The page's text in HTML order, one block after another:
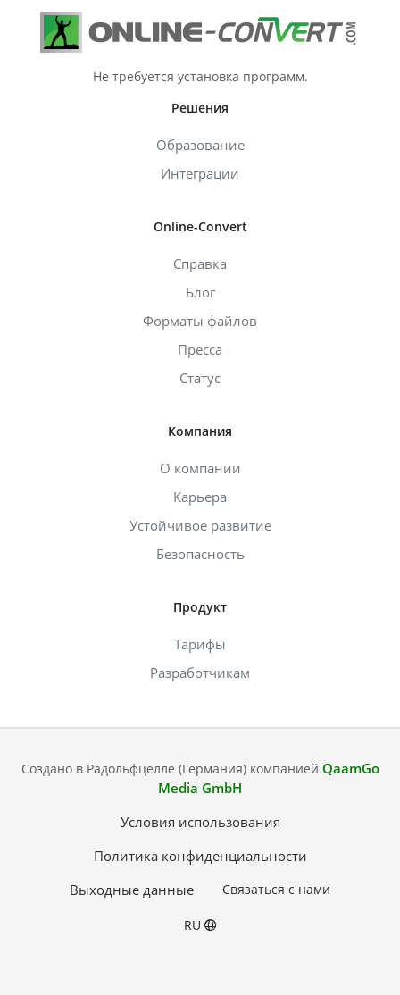
Не требуется установка программ.
Решения
Образование
Интеграции
Online-Convert
Справка
Блог
Форматы файлов
Пресса
Статус
Компания
О компании
Карьера
Устойчивое развитие
Безопасность
Продукт
Тарифы
Разработчикам
Создано в Радольфцелле (Германия) компанией QaamGo
Media GmbH
Условия использования
Политика конфиденциальности
Выходные данные
Связаться с нами
RU